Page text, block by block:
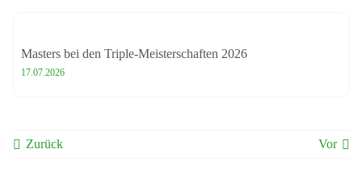
Masters bei den Triple-Meisterschaften 2026
17.07.2026
Zurück Vor